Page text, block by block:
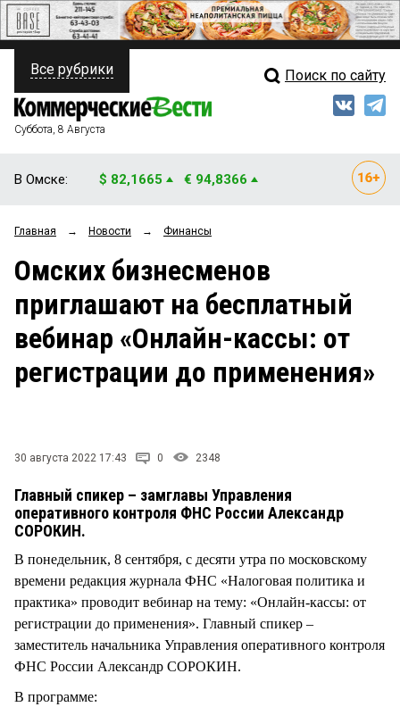
ПОЛИТИКА
ФИНАНСЫ
ОБЩЕСТВО
ЗАКОН
НОВОСТИ КОМПАНИЙ
Свежий выпуск
Рейтинги
Блоги
Архив
Все рубрики Поиск по сайту
Суббота, 8 Августа
В Омске: $ 82,1665 € 94,8366
Главная → Новости → Финансы
Омских бизнесменов
приглашают на бесплатный
вебинар «Онлайн-кассы: от
регистрации до применения»
30 августа 2022 17:43 0 2348
Главный спикер – замглавы Управления
оперативного контроля ФНС России Александр
СОРОКИН.
В понедельник, 8 сентября, с десяти утра по московскому
времени редакция журнала ФНС «Налоговая политика и
практика» проводит вебинар на тему: «Онлайн-кассы: от
регистрации до применения». Главный спикер –
заместитель начальника Управления оперативного контроля
ФНС России Александр СОРОКИН.
В программе: